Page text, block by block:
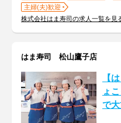
主婦(夫)歓迎
株式会社はま寿司の求人一覧を見
はま寿司 松山鷹子店
【
ょ
で